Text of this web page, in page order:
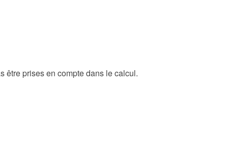
être prises en compte dans le calcul.